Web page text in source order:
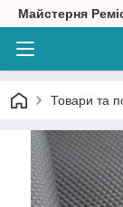
Майстерня
Товари та